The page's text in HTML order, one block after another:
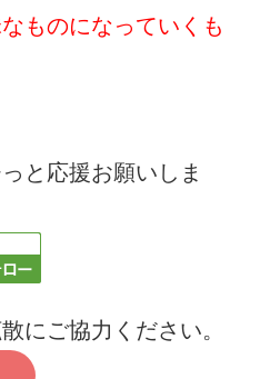
ものになっていくも
と応援お願いしま
にご協力ください。